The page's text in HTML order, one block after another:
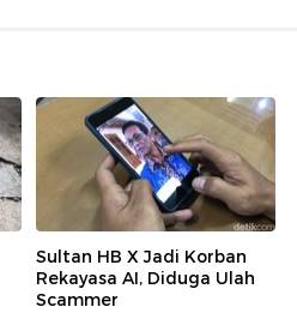
Sultan HB X Jadi Korban
Rekayasa AI, Diduga Ulah
Scammer